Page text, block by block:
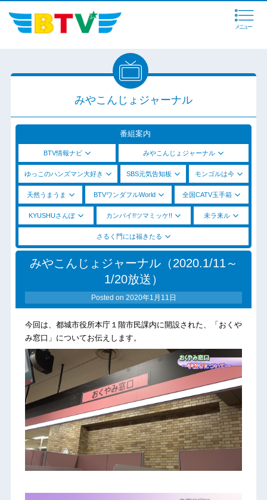
メニュー
みやこんじょジャーナル
番組案内
BTV情報ナビ みやこんじょジャーナル
ゆっこのハンズマン大好き SBS元気告知板 モンゴルは今
天然うまうま BTVワンダフルWorld 全国CATV玉手箱
KYUSHUさんぽ カンパイ!!ツマミッケ!! 未ラ来ル
さるく門には福きたる
みやこんじょジャーナル（2020.1/11～
1/20放送）
Posted on 2020年1月11日
今回は、都城市役所本庁１階市民課内に開設された、「おくや
み窓口」についてお伝えします。